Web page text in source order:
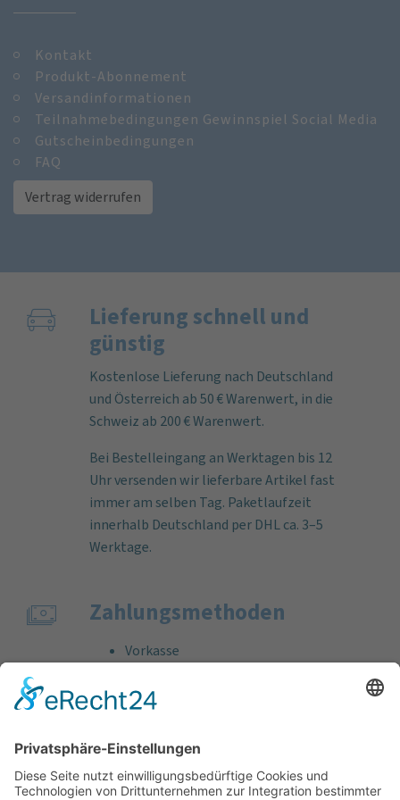
Kontakt
Produkt-Abonnement
Versandinformationen
Teilnahmebedingungen Gewinnspiel Social Media
Gutscheinbedingungen
FAQ
Vertrag widerrufen
Lieferung schnell und
günstig
Kostenlose Lieferung nach Deutschland
und Österreich ab 50 € Warenwert, in die
Schweiz ab 200 € Warenwert.
Bei Bestelleingang an Werktagen bis 12
Uhr versenden wir lieferbare Artikel fast
immer am selben Tag. Paketlaufzeit
innerhalb Deutschland per DHL ca. 3–5
Werktage.
Zahlungs­methoden
Vorkasse
Bankeinzug
Kreditkarte (VISA & MasterCard)
Support